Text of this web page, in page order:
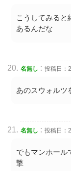
こうしてみると
あるんだな
名無し : 投稿日：
あのスウォルツ
名無し : 投稿日：
でもマンホール
撃